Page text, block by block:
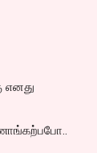
எனது